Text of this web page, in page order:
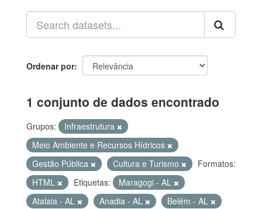
Ordenar por
1 conjunto de dados encontrado
Grupos:
Infraestrutura
Meio Ambiente e Recursos Hídricos
Gestão Pública
Cultura e Turismo
Formatos:
HTML
Etiquetas:
Maragogi - AL
Atalaia - AL
Anadia - AL
Belém - AL